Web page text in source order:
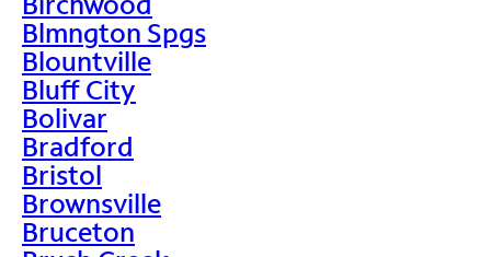
Blmngton Spgs
Blountville
Bluff City
Bolivar
Bradford
Bristol
Brownsville
Bruceton